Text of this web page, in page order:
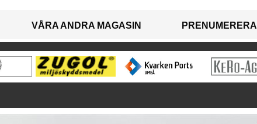
VÅRA ANDRA MAGASIN PRENUMERERA